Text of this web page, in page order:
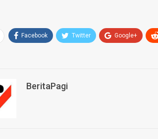
Facebook Twitter Google+
BeritaPagi